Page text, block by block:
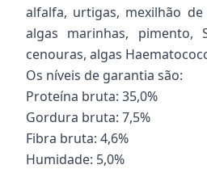
alfalfa, urtigas, mexilhão de
algas marinhas, pimento,
cenouras, algas
Os níveis de garantia são:
Proteína bruta: 35,0%
Gordura bruta: 7,5%
Fibra bruta: 4,6%
Humidade: 5,0%